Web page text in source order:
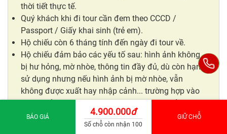
thời tiết thực tế.
Quý khách khi đi tour cần đem theo CCCD /
Passport / Giấy khai sinh (trẻ em).
Hộ chiếu còn 6 tháng tính đến ngày đi tour về.
Hộ chiếu đảm bảo các yếu tố sau: hình ảnh không
bị hư hỏng, mờ nhòe, thông tin đầy đủ, dù còn hạn
sử dụng nhưng nếu hình ảnh bị mờ nhòe, vẫn
không được xuất hay nhập cảnh... trường hợp vào
nhập cảnh trong nước và ngoài nước công ty sẽ
không chịu trách nhiệm và không hoàn tiền các
BÁO GIÁ 4.900.000đ
Số chỗ còn nhận 100
GIỮ CHỖ